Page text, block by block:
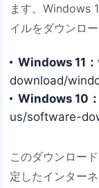
ます。Windows
イルをダウンロ
Windows 11：
download/
Windows 10：
us/software-
このダウンロー
定したインター